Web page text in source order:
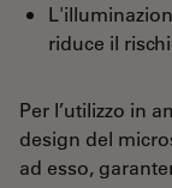
riduce il
Per l’utilizzo in
design del
ad esso,